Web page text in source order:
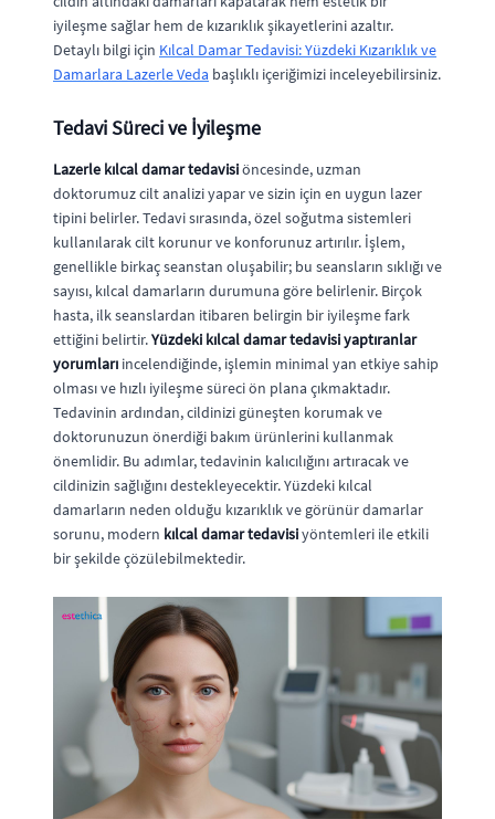
iyileşme sağlar hem de kızarıklık şikayetlerini azaltır.
Detaylı bilgi için Kılcal Damar Tedavisi: Yüzdeki Kızarıklık ve
Damarlara Lazerle Veda başlıklı içeriğimizi inceleyebilirsiniz.
Tedavi Süreci ve İyileşme
Lazerle kılcal damar tedavisiöncesinde, uzman
doktorumuz cilt analizi yapar ve sizin için en uygun lazer
tipini belirler. Tedavi sırasında, özel soğutma sistemleri
kullanılarak cilt korunur ve konforunuz artırılır. İşlem,
genellikle birkaç seanstan oluşabilir; bu seansların sıklığı ve
sayısı, kılcal damarların durumuna göre belirlenir. Birçok
hasta, ilk seanslardan itibaren belirgin bir iyileşme fark
ettiğini belirtir.Yüzdeki kılcal damar tedavisi yaptıranlar
yorumları incelendiğinde, işlemin minimal yan etkiye sahip
olması ve hızlı iyileşme süreci ön plana çıkmaktadır.
Tedavinin ardından, cildinizi güneşten korumak ve
doktorunuzun önerdiği bakım ürünlerini kullanmak
önemlidir. Bu adımlar, tedavinin kalıcılığını artıracak ve
cildinizin sağlığını destekleyecektir. Yüzdeki kılcal
damarların neden olduğu kızarıklık ve görünür damarlar
sorunu, modern kılcal damar tedavisiyöntemleri ile etkili
bir şekilde çözülebilmektedir.